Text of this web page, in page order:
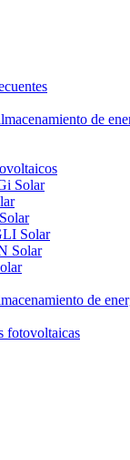
de
Solar
Solar
Solar
de
fotovoltaicas